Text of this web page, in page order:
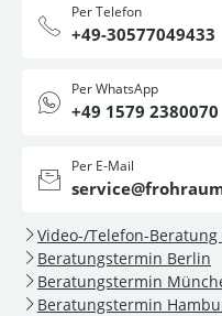
Per Telefon
+49-30577049433
Per WhatsApp
+49 1579 2380070
Per E-Mail
Video-/Telefon-
Beratungstermin Berlin
Beratungstermin
Beratungstermin